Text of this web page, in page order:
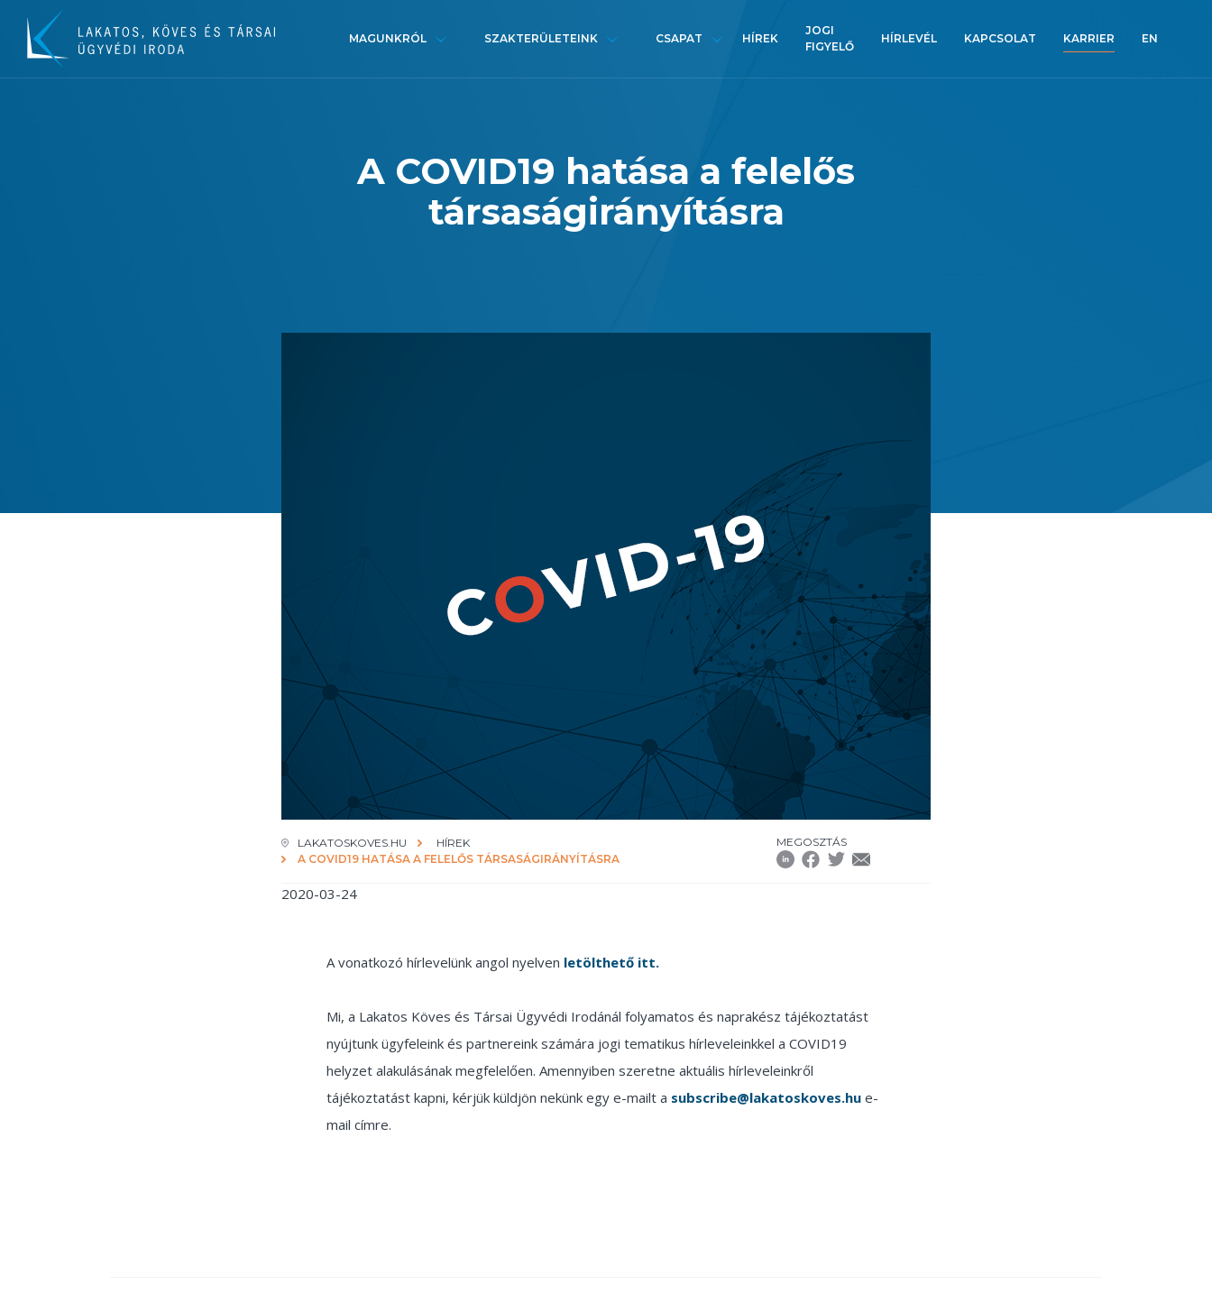
MAGUNKRÓL SZAKTERÜLETEINK CSAPAT HÍREK
JOGI
FIGYELŐ
HÍRLEVÉL KAPCSOLAT KARRIER EN
A COVID19 hatása a felelős
társaságirányításra
LAKATOSKOVES.HU
HÍREK
A COVID19 HATÁSA A FELELŐS TÁRSASÁGIRÁNYÍTÁSRA
MEGOSZTÁS
2020-03-24
A vonatkozó hírlevelünk angol nyelven letölthető itt.
Mi, a Lakatos Köves és Társai Ügyvédi Irodánál folyamatos és naprakész tájékoztatást
nyújtunk ügyfeleink és partnereink számára jogi tematikus hírleveleinkkel a COVID19
helyzet alakulásának megfelelően. Amennyiben szeretne aktuális hírleveleinkről
tájékoztatást kapni, kérjük küldjön nekünk egy e-mailt a subscribe@lakatoskoves.hu e-
mail címre.